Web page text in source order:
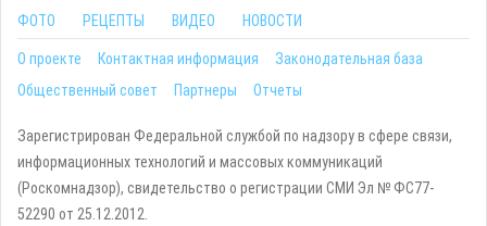
ФОТО
РЕЦЕПТЫ ВИДЕО НОВОСТИ
О проекте Контактная информация
Законодательная база
Общественный совет
Партнеры Отчеты
Зарегистрирован Федеральной службой по надзору в сфере связи,
информационных технологий и массовых коммуникаций
(Роскомнадзор), свидетельство о регистрации СМИ Эл № ФС77-
52290 от 25.12.2012.